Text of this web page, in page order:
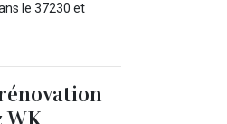
le 37230 et